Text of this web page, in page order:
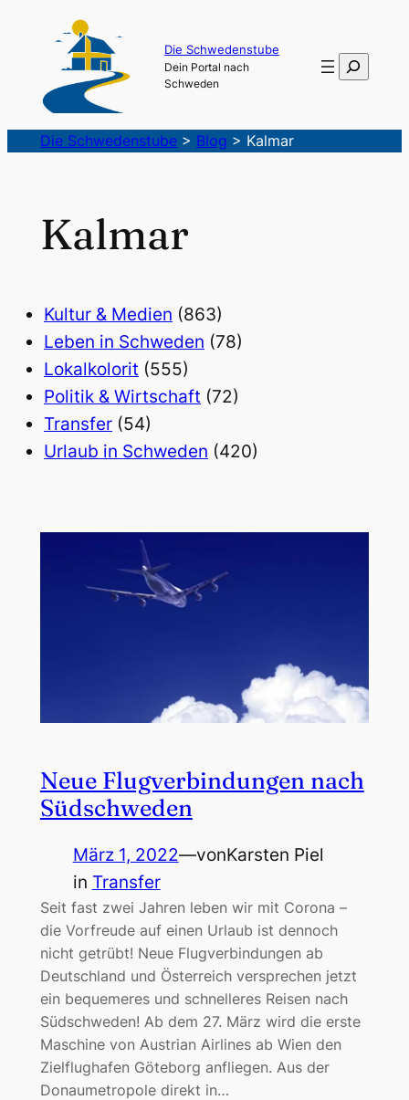
Die Schwedenstube
Dein Portal nach
Schweden
Suchen
Die Schwedenstube> Blog > Kalmar
Kalmar
Kultur & Medien (863)
Leben in Schweden (78)
Lokalkolorit (555)
Politik & Wirtschaft (72)
Transfer (54)
Urlaub in Schweden (420)
Neue Flugverbindungen nach
Südschweden
März 1, 2022—vonKarsten Piel
in Transfer
Seit fast zwei Jahren leben wir mit Corona –
die Vorfreude auf einen Urlaub ist dennoch
nicht getrübt! Neue Flugverbindungen ab
Deutschland und Österreich versprechen jetzt
ein bequemeres und schnelleres Reisen nach
Südschweden! Ab dem 27. März wird die erste
Maschine von Austrian Airlines ab Wien den
Zielflughafen Göteborg anfliegen. Aus der
Donaumetropole direkt in…